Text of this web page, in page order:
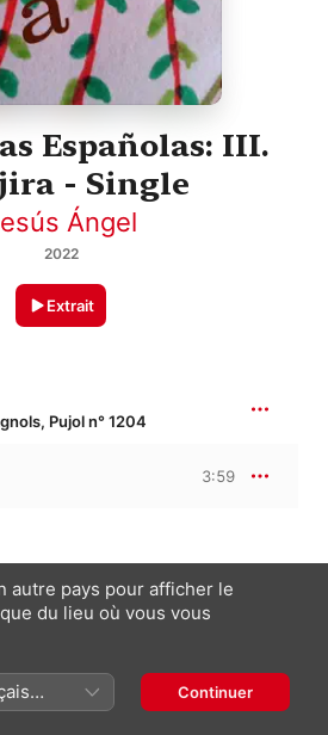
Españolas: III.
- Single
Ángel
2022
Extrait
Pujol n° 1204
3:59
Blanco
autre pays pour afficher le
du lieu où vous vous
Continuer